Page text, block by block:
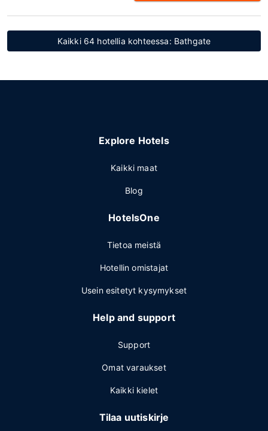
Kaikki 64 hotellia kohteessa: Bathgate
Explore Hotels
Kaikki maat
Blog
HotelsOne
Tietoa meistä
Hotellin omistajat
Usein esitetyt kysymykset
Help and support
Support
Omat varaukset
Kaikki kielet
Tilaa uutiskirje